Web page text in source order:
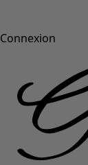
Connexion